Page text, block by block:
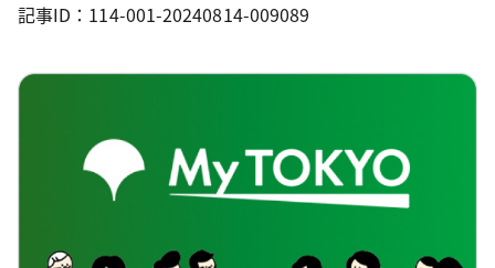
記事ID：114-001-20240814-009089